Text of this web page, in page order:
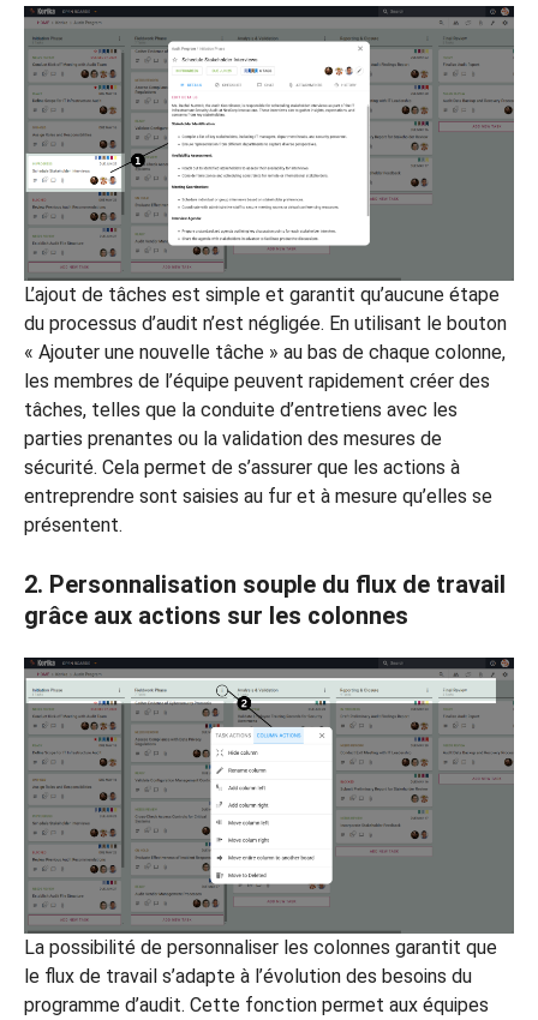
L’ajout de tâches est simple et garantit qu’aucune étape
du processus d’audit n’est négligée. En utilisant le bouton
« Ajouter une nouvelle tâche » au bas de chaque colonne,
les membres de l’équipe peuvent rapidement créer des
tâches, telles que la conduite d’entretiens avec les
parties prenantes ou la validation des mesures de
sécurité. Cela permet de s’assurer que les actions à
entreprendre sont saisies au fur et à mesure qu’elles se
présentent.
2. Personnalisation souple du flux de travail
grâce aux actions sur les colonnes
La possibilité de personnaliser les colonnes garantit que
le flux de travail s’adapte à l’évolution des besoins du
programme d’audit. Cette fonction permet aux équipes